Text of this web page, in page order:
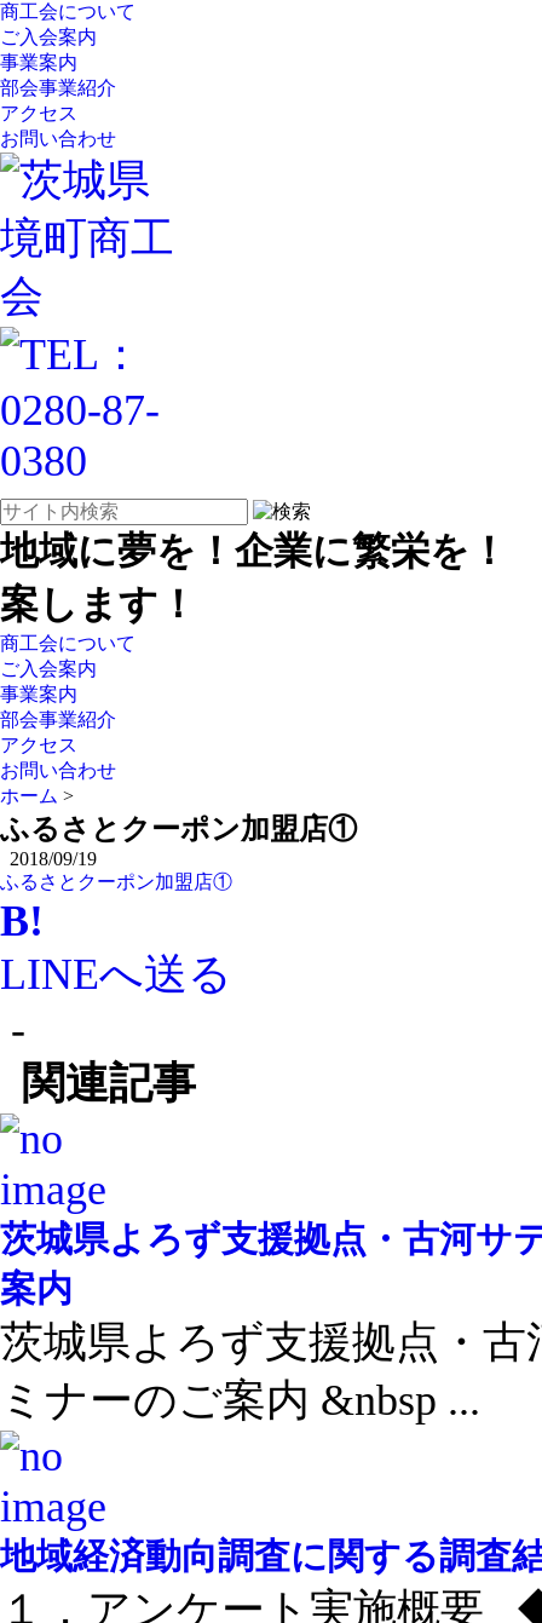
商工会について
ご入会案内
事業案内
部会事業紹介
アクセス
お問い合わせ
地域に夢を！企業に繁栄を
案します！
商工会について
ご入会案内
事業案内
部会事業紹介
アクセス
お問い合わせ
ホーム >
ふるさとクーポン加盟店①
2018/09/19
ふるさとクーポン加盟店①
B!
LINEへ送る
-
関連記事
茨城県よろず支援拠点・古河サ
案内
茨城県よろず支援拠点・
ミナーのご案内 &nbsp ...
地域経済動向調査に関する調査
１．アンケート実施概要